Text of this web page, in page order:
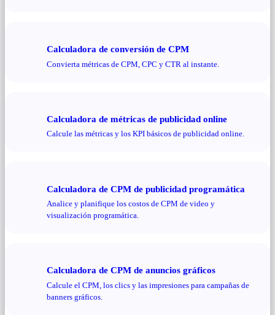
Calculadora de conversión de CPM
Convierta métricas de CPM, CPC y CTR al instante.
Calculadora de métricas de publicidad online
Calcule las métricas y los KPI básicos de publicidad online.
Calculadora de CPM de publicidad programática
Analice y planifique los costos de CPM de video y
visualización programática.
Calculadora de CPM de anuncios gráficos
Calcule el CPM, los clics y las impresiones para campañas de
banners gráficos.